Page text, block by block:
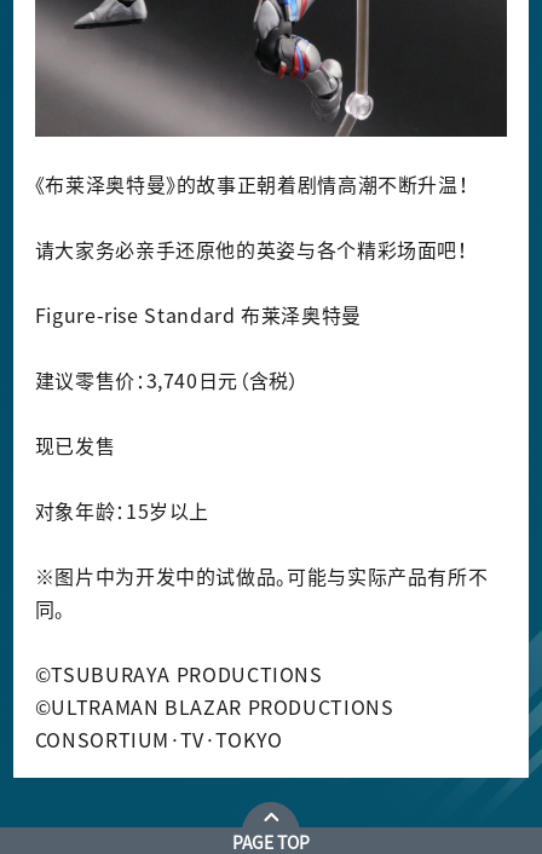
《布莱泽奥特曼》的故事正朝着剧情高潮不断升温！
请大家务必亲手还原他的英姿与各个精彩场面吧！
Figure-rise Standard 布莱泽奥特曼
建议零售价：3,740日元（含税）
现已发售
对象年龄：15岁以上
※图片中为开发中的试做品。可能与实际产品有所不
同。
©TSUBURAYA PRODUCTIONS
©ULTRAMAN BLAZAR PRODUCTIONS
CONSORTIUM·TV·TOKYO​​​​
PAGE TOP